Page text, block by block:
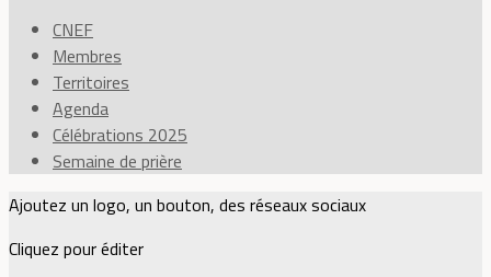
CNEF
Membres
Territoires
Agenda
Célébrations 2025
Semaine de prière
Ajoutez un logo, un bouton, des réseaux sociaux
Cliquez pour éditer